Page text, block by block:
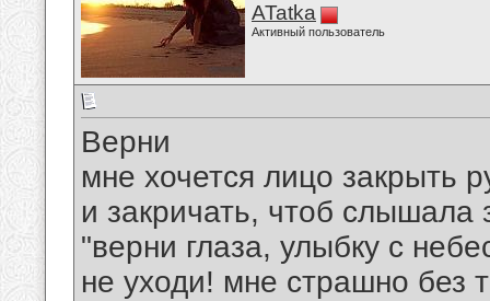
ATatka
Активный пользователь
Верни
мне хочется лицо закрыть
и закричать, чтоб слышала
"верни глаза, улыбку с
не уходи! мне страшно без